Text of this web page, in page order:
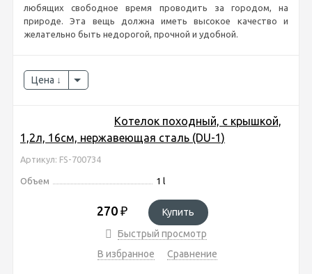
любящих свободное время проводить за городом, на
природе. Эта вещь должна иметь высокое качество и
желательно быть недорогой, прочной и удобной.
Цена
Котелок походный, с крышкой,
1,2л, 16см, нержавеющая сталь (DU-1)
Артикул: FS-700734
Объем 1 l
270 ₽
Купить
Быстрый просмотр
В избранное
Сравнение